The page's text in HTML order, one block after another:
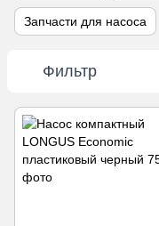
Запчасти для насоса
Фильтр